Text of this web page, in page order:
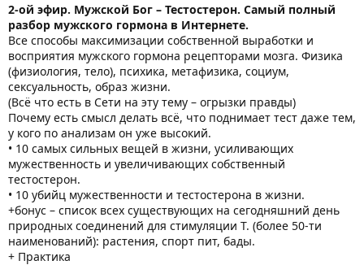
2-ой эфир. Мужской Бог – Тестостерон. Самый полный
разбор мужского гормона в Интернете.
Все способы максимизации собственной выработки и
восприятия мужского гормона рецепторами мозга. Физика
(физиология, тело), психика, метафизика, социум,
сексуальность, образ жизни.
(Всё что есть в Сети на эту тему – огрызки правды)
Почему есть смысл делать всё, что поднимает тест даже тем,
у кого по анализам он уже высокий.
• 10 самых сильных вещей в жизни, усиливающих
мужественность и увеличивающих собственный
тестостерон.
• 10 убийц мужественности и тестостерона в жизни.
+бонус – список всех существующих на сегодняшний день
природных соединений для стимуляции Т. (более 50-ти
наименований): растения, спорт пит, бады.
+ Практика